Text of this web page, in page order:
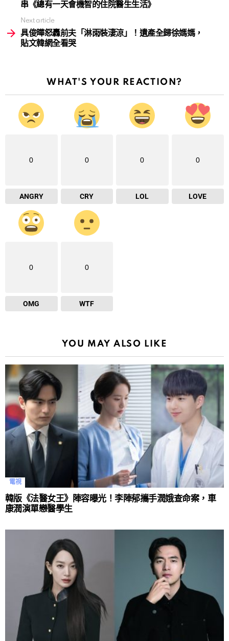
串《總有一天會機智的住院醫生生活》
Next article
具俊曄怒轟前夫「淋雨裝淒涼」！遺產全歸徐媽媽，
貼文韓網全看哭
WHAT'S YOUR REACTION?
0
ANGRY
0
CRY
0
LOL
0
LOVE
0
OMG
0
WTF
YOU MAY ALSO LIKE
電視
韓版《法醫女王》陣容曝光！李陣郁攜手潤娥查命案，車
康潤演單戀醫學生